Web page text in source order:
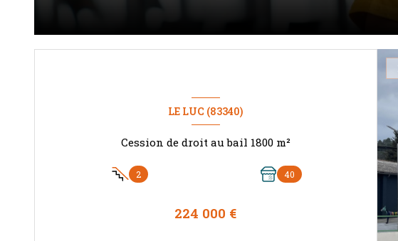
LE LUC (83340)
Cession de droit au bail 1800 m²
2 40
224 000 €